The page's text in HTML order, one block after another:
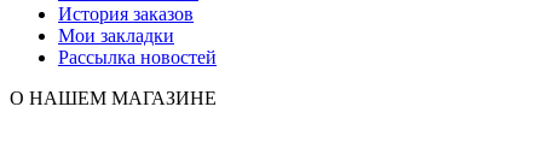
История заказов
Мои закладки
Рассылка новостей
О НАШЕМ МАГАЗИНЕ